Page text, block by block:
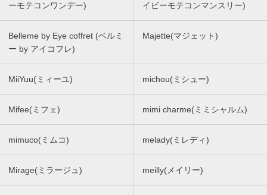
ーモテコンワンデー)
イビーモテコンマンスリー)
Belleme by Eye coffret (ベルミ
ー by アイコフレ)
Majette(マジェット)
MiiYuu(ミィーユ) michou(ミシュー)
Mifee(ミフェ) mimi charme(ミミシャルム)
mimuco(ミムコ) melady(ミレディ)
Mirage(ミラージュ) meilly(メイリー)